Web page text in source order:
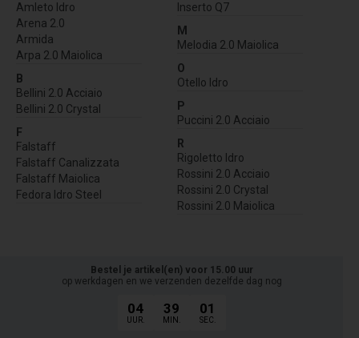
Amleto Idro
Arena 2.0
Armida
Arpa 2.0 Maiolica
B
Bellini 2.0 Acciaio
Bellini 2.0 Crystal
F
Falstaff
Falstaff Canalizzata
Falstaff Maiolica
Fedora Idro Steel
Inserto Q7
M
Melodia 2.0 Maiolica
O
Otello Idro
P
Puccini 2.0 Acciaio
R
Rigoletto Idro
Rossini 2.0 Acciaio
Rossini 2.0 Crystal
Rossini 2.0 Maiolica
Bestel je artikel(en) voor 15.00 uur
op werkdagen en we verzenden dezelfde dag nog
04
UUR.
39
MIN.
01
SEC.